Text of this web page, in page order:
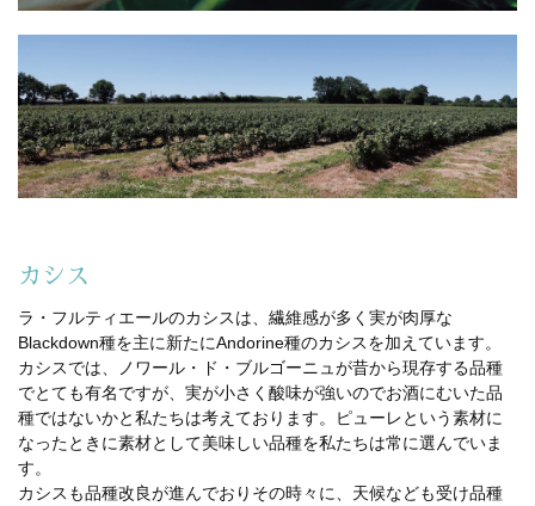
カシス
ラ・フルティエールのカシスは、繊維感が多く実が肉厚な
Blackdown種を主に新たにAndorine種のカシスを加えています。
カシスでは、ノワール・ド・ブルゴーニュが昔から現存する品種
でとても有名ですが、実が小さく酸味が強いのでお酒にむいた品
種ではないかと私たちは考えております。ピューレという素材に
なったときに素材として美味しい品種を私たちは常に選んでいま
す。
カシスも品種改良が進んでおりその時々に、天候なども受け品種